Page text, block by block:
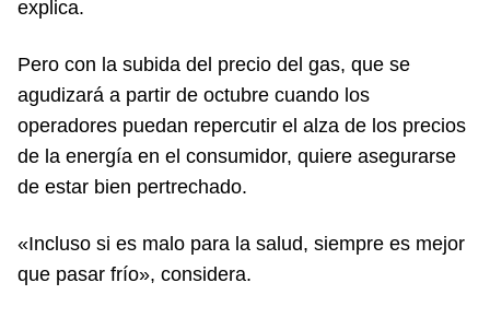
explica.
Pero con la subida del precio del gas, que se
agudizará a partir de octubre cuando los
operadores puedan repercutir el alza de los precios
de la energía en el consumidor, quiere asegurarse
de estar bien pertrechado.
«Incluso si es malo para la salud, siempre es mejor
que pasar frío», considera.